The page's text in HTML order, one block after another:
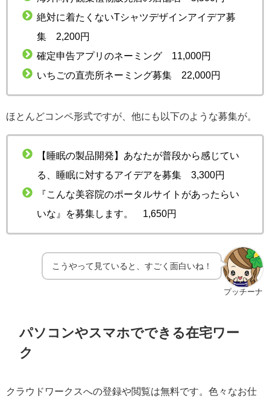
絶対に着たくないTシャツデザインアイデア募
集 2,200円
確定申告アプリのネーミング 11,000円
いちごの直売所ネーミング募集 22,000円
ほとんどコンペ形式ですが、他にも以下のような募集が。
【睡眠の製品開発】あなたが普段から感じてい
る、睡眠に対するアイデアを募集 3,300円
『こんな美容院のポータルサイトがあったらい
いな』を募集します。 1,650円
プッチーナ
こうやって見ていると、すごく面白いね！
パソコンやスマホでできる在宅ワー
ク
クラウドワークスへの登録や閲覧は無料です。色々なお仕